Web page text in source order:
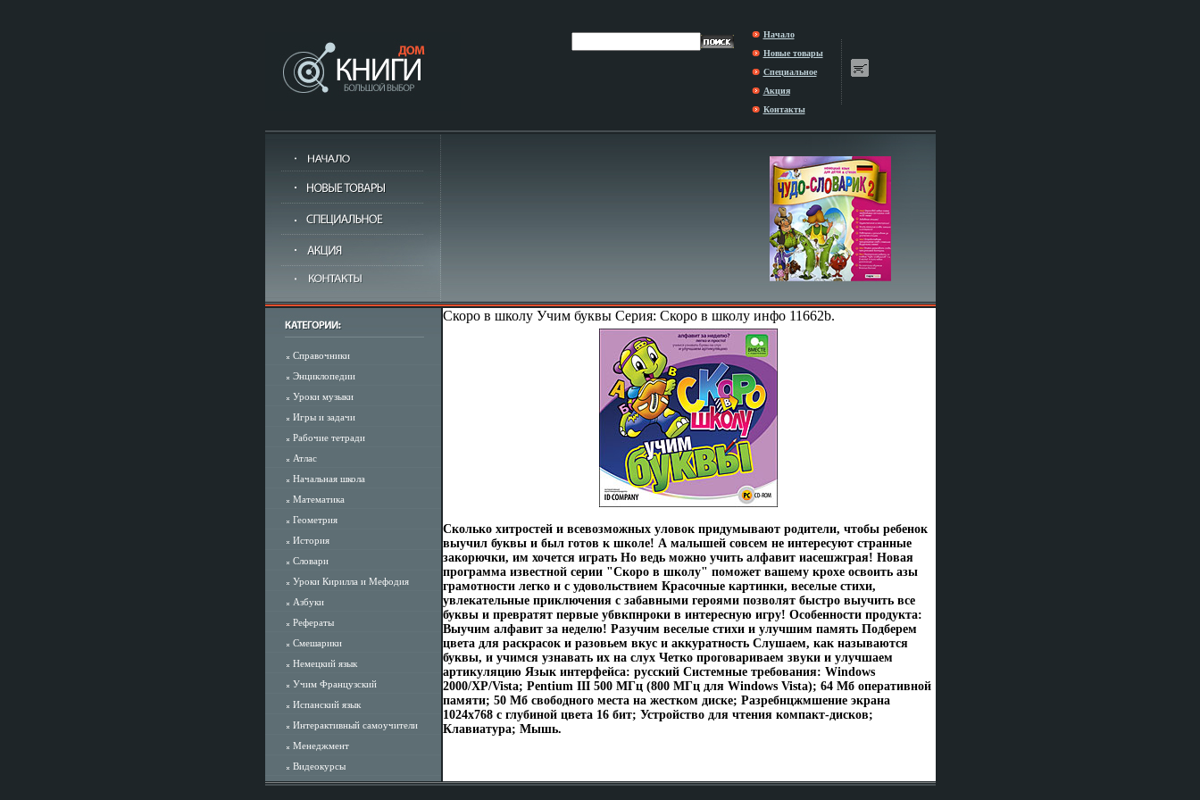
Начало
Новые товары
Специальное
Акция
Контакты
Справочники
Энциклопедии
Уроки музыки
Игры и задачи
Рабочие тетради
Атлас
Начальная школа
Математика
Геометрия
История
Словари
Уроки Кирилла и Мефодия
Азбуки
Рефераты
Смешарики
Немецкий язык
Учим Французский
Испанский язык
Интерактивный самоучители
Менеджмент
Видеокурсы
Скоро в школу Учим буквы Серия: Скоро в школу инфо 11662b.
Сколько хитростей и всевозможных уловок придумывают родители, чтобы ребенок
выучил буквы и был готов к школе! А малышей совсем не интересуют странные
закорючки, им хочется играть Но ведь можно учить алфавит иасешжграя! Новая
программа известной серии "Скоро в школу" поможет вашему крохе освоить азы
грамотности легко и с удовольствием Красочные картинки, веселые стихи,
увлекательные приключения с забавными героями позволят быстро выучить все
буквы и превратят первые убвкпнроки в интересную игру! Особенности продукта:
Выучим алфавит за неделю! Разучим веселые стихи и улучшим память Подберем
цвета для раскрасок и разовьем вкус и аккуратность Слушаем, как называются
буквы, и учимся узнавать их на слух Четко проговариваем звуки и улучшаем
артикуляцию Язык интерфейса: русский Системные требования: Windows
2000/XP/Vista; Pentium III 500 МГц (800 МГц для Windows Vista); 64 Мб оперативной
памяти; 50 Мб свободного места на жестком диске; Разребнцжмшение экрана
1024х768 с глубиной цвета 16 бит; Устройство для чтения компакт-дисков;
Клавиатура; Мышь.